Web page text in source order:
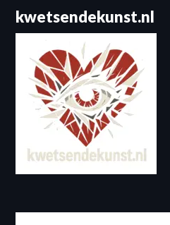
Spring
naar
inhoud
kwetsendekunst.nl